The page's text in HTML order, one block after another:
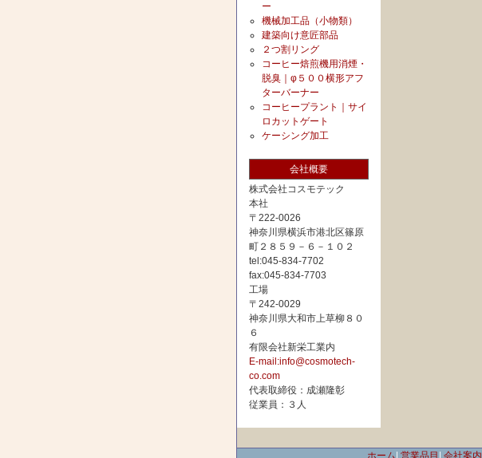
ー
機械加工品（小物類）
建築向け意匠部品
２つ割リング
コーヒー焙煎機用消煙・
脱臭｜φ５００横形アフ
ターバーナー
コーヒープラント｜サイ
ロカットゲート
ケーシング加工
会社概要
株式会社コスモテック
本社
〒222-0026
神奈川県横浜市港北区篠原
町２８５９－６－１０２
tel:045-834-7702
fax:045-834-7703
工場
〒242-0029
神奈川県大和市上草柳８０
６
有限会社新栄工業内
E-mail:info@cosmotech-
co.com
代表取締役：成瀬隆彰
従業員：３人
ホーム 営業品目 会社案内